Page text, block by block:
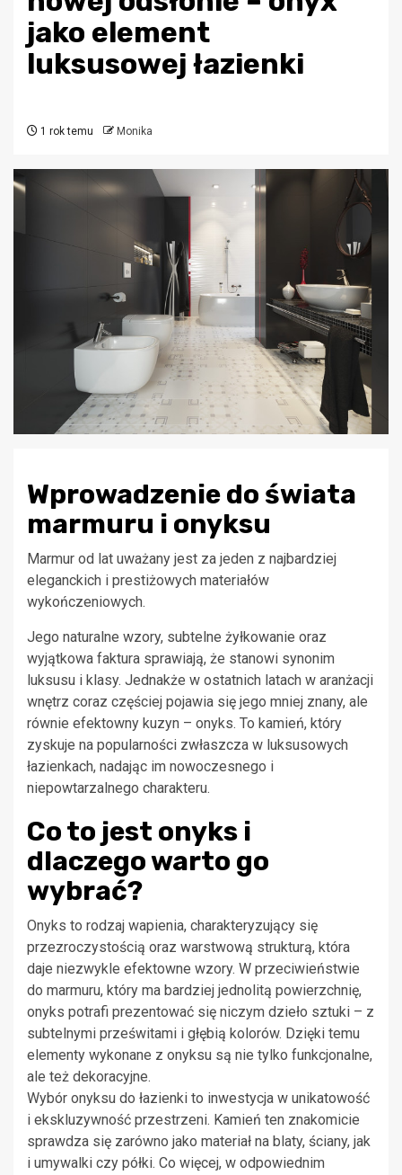
jako element
luksusowej łazienki
1 rok temu Monika
Wprowadzenie do świata
marmuru i onyksu
Marmur od lat uważany jest za jeden z najbardziej
eleganckich i prestiżowych materiałów
wykończeniowych.
Jego naturalne wzory, subtelne żyłkowanie oraz
wyjątkowa faktura sprawiają, że stanowi synonim
luksusu i klasy. Jednakże w ostatnich latach w aranżacji
wnętrz coraz częściej pojawia się jego mniej znany, ale
równie efektowny kuzyn – onyks. To kamień, który
zyskuje na popularności zwłaszcza w luksusowych
łazienkach, nadając im nowoczesnego i
niepowtarzalnego charakteru.
Co to jest onyks i
dlaczego warto go
wybrać?
Onyks to rodzaj wapienia, charakteryzujący się
przezroczystością oraz warstwową strukturą, która
daje niezwykle efektowne wzory. W przeciwieństwie
do marmuru, który ma bardziej jednolitą powierzchnię,
onyks potrafi prezentować się niczym dzieło sztuki – z
subtelnymi prześwitami i głębią kolorów. Dzięki temu
elementy wykonane z onyksu są nie tylko funkcjonalne,
ale też dekoracyjne.
Wybór onyksu do łazienki to inwestycja w unikatowość
i ekskluzywność przestrzeni. Kamień ten znakomicie
sprawdza się zarówno jako materiał na blaty, ściany, jak
i umywalki czy półki. Co więcej, w odpowiednim